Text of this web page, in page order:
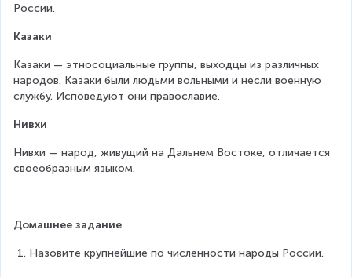
России.
Казаки
Казаки — этносоциальные группы, выходцы из различных
народов. Казаки были людьми вольными и несли военную
службу. Исповедуют они православие.
Нивхи
Нивхи — народ, живущий на Дальнем Востоке, отличается
своеобразным языком.
Домашнее задание
Назовите крупнейшие по численности народы России.